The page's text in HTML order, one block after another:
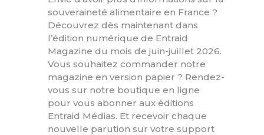
souveraineté alimentaire en France ?
Découvrez dès maintenant dans
l’édition numérique de Entraid
Magazine du mois de juin-juillet 2026.
Vous souhaitez commander notre
magazine en version papier ? Rendez-
vous sur notre boutique en ligne
pour vous abonner aux éditions
Entraid Médias. Et recevoir chaque
nouvelle parution sur votre support